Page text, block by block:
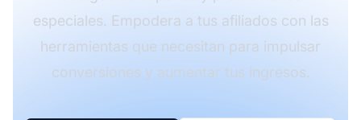
especiales. Empodera a tus afiliados con las
herramientas que necesitan para impulsar
conversiones y aumentar tus ingresos.